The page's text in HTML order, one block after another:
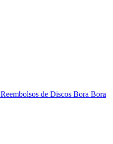
de Discos Bora Bora